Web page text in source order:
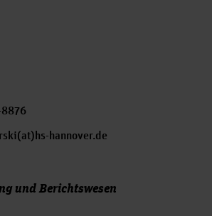
8876
hannover.de
und Berichtswesen